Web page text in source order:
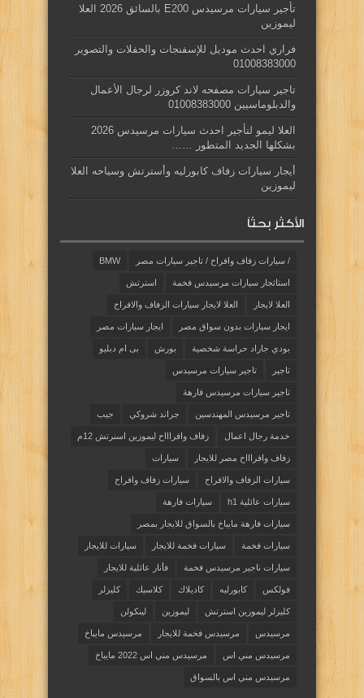
تأجير سيارات مرسيدس E200 بالسائق 2026 العلا
ليموزين
فراري احدث موديل للإسفنجات والحفلات والتصوير
01008383000
تاجير سيارات مصفحه لاند كروزر لرجال الأعمال
والدبلوماسيين 01008383000
العلا ليمو لتأجير احدث سيارات مرسيدس 2026
بشكلها الجديد المتطور ……
أيجار سيارات زفاف كابورليه وأسترتش وسياحه العلا
ليموزين
الأكثر بحثاً
/ سيارات زفاف وافراح / تاجير سيارات مصر BMW
استائجار سيارات مرسيدس فخمة استرتش
العلا لايجار العلا لايجار سيارات الزفاف والافراح
ايجار سيارات بدون سواق مصر ايجار سيارات مصر
بودي جاراد حراسة شخصية بورش بى ام دبليو
تاجير تاجير سيارات مرسيدس
تاجير سيارات مرسيدس فارهة
تاجير مرسيدس المهندسين جراند شروكي جيب
خدمة رجال اعمال زفاف وافراااح ليموزين اسنرتش 12م
زفاف وافراااح مصر للايجار سيارات
سيارات الزفاف والافراح سيارات زفاف وافراح
سيارات عائلية h1 سيارات فارهة
سيارات فارهة مايباخ بالسواق للايجار بمصر
سيارات فخمة سيارات فخمة للايجار سيارات للايجار
سيارات ناجير مرسيدس فخمة فأنار عائلية للايجار
فولكس كابورليه كاديلاك كلاسيك كليزلر
كليزلر ليموزين استرتش ليموزين لينكولن
مرسيدس مرسيدس فخمة للايجار مرسيدس مايباخ
مرسيدس مني اس مرسيدس مني اس 2022 مايباخ
مرسيدس مني اس بالسواق